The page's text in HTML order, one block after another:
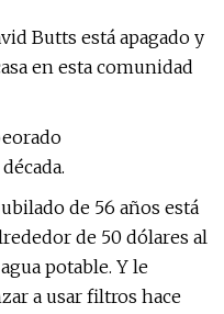
Butts está apagado y
en esta comunidad
de 56 años está
de 50 dólares al
potable. Y le
a usar filtros hace